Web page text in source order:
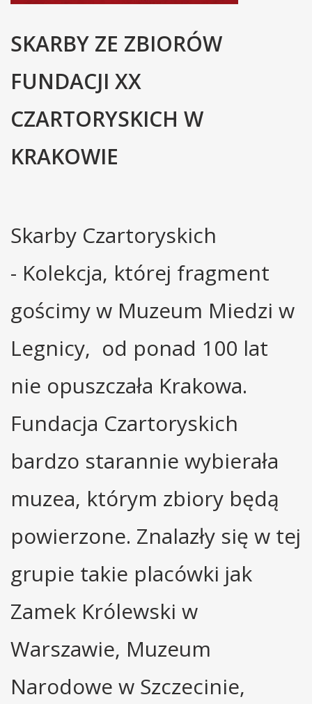
SKARBY ZE ZBIORÓW
FUNDACJI XX
CZARTORYSKICH W
KRAKOWIE
Skarby Czartoryskich
- Kolekcja, której fragment
gościmy w Muzeum Miedzi w
Legnicy, od ponad 100 lat
nie opuszczała Krakowa.
Fundacja Czartoryskich
bardzo starannie wybierała
muzea, którym zbiory będą
powierzone. Znalazły się w tej
grupie takie placówki jak
Zamek Królewski w
Warszawie, Muzeum
Narodowe w Szczecinie,